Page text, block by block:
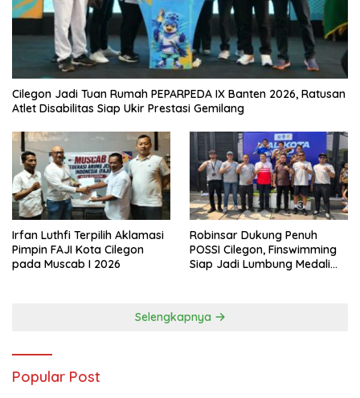
Cilegon Jadi Tuan Rumah PEPARPEDA IX Banten 2026, Ratusan
Atlet Disabilitas Siap Ukir Prestasi Gemilang
Irfan Luthfi Terpilih Aklamasi
Pimpin FAJI Kota Cilegon
pada Muscab I 2026
Robinsar Dukung Penuh
POSSI Cilegon, Finswimming
Siap Jadi Lumbung Medali
Selengkapnya
Popular Post